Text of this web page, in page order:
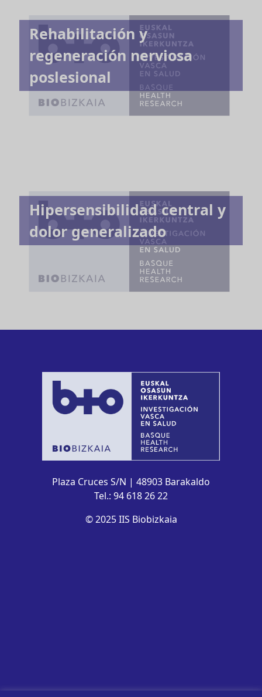
Rehabilitación y
regeneración nerviosa
poslesional
Hipersensibilidad central y
dolor generalizado
Plaza Cruces S/N | 48903 Barakaldo
Tel.: 94 618 26 22
© 2025 IIS Biobizkaia